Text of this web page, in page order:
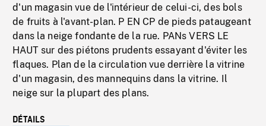
d'un magasin vue de l'intérieur de celui-ci, des bols
de fruits à l'avant-plan. P EN CP de pieds pataugeant
dans la neige fondante de la rue. PANs VERS LE
HAUT sur des piétons prudents essayant d'éviter les
flaques. Plan de la circulation vue derrière la vitrine
d'un magasin, des mannequins dans la vitrine. Il
neige sur la plupart des plans.
DÉTAILS